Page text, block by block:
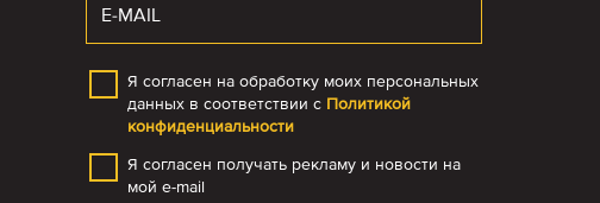
Я согласен на обработку моих персональных
данных в соответствии с Политикой
конфиденциальности
Я согласен получать рекламу и новости на
мой e-mail